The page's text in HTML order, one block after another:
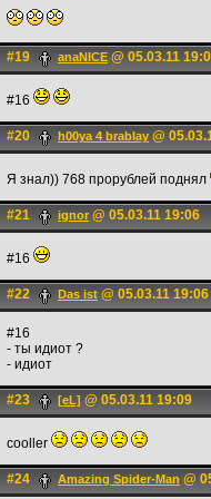
#19 anaNICE @ 05.03.11
#16
#20 h00ya 4 brablay @
Я знал)) 768 прорублей поднял
#21 ignоr @ 05.03.11 19:06
#16
#22 Das ist @ 05.03.11 19:06
#16
- ты идиот ?
- идиот
#23 [eL] @ 05.03.11 19:09
cooller
#24 Amazing Spider-Man @